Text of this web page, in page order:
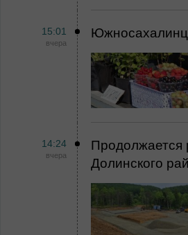
15:01
вчера
14:24
вчера
Продолжается
Долинского